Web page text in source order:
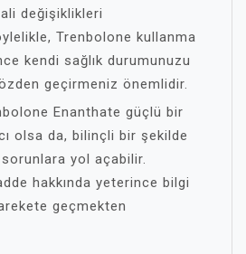
değişiklikleri
Trenbolone kullanma
kendi sağlık durumunuzu
geçirmeniz önemlidir.
Enanthate güçlü bir
olsa da, bilinçli bir şekilde
sorunlara yol açabilir.
hakkında yeterince bilgi
geçmekten